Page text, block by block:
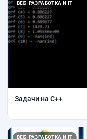
ВЕБ-РАЗРАБОТКА И IT
Задачи на C++
ВЕБ-РАЗРАБОТКА И IT